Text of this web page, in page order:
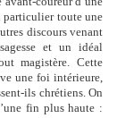
particulier toute une
discours venant
et un idéal
magistère. Cette
une foi intérieure,
ils chrétiens. On
fin plus haute :